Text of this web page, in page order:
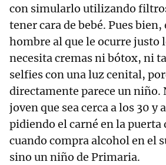
con simularlo utilizando
tener cara de bebé. Pues bien,
hombre al que le ocurre justo
necesita cremas ni bótox, ni
selfies con una luz cenital,
directamente parece un niño.
joven que sea cerca a los 30 y
pidiendo el carné en la puerta
cuando compra alcohol en el
sino un niño de Primaria.